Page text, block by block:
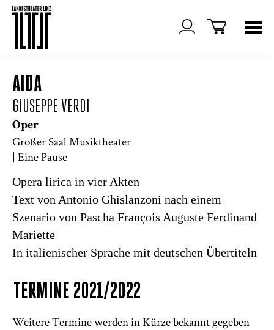
AIDA
GIUSEPPE VERDI
Oper
Großer Saal Musiktheater
| Eine Pause
Opera lirica in vier Akten
Text von Antonio Ghislanzoni nach einem
Szenario von Pascha François Auguste Ferdinand
Mariette
In italienischer Sprache mit deutschen Übertiteln
TERMINE 2021/2022
Weitere Termine werden in Kürze bekannt gegeben